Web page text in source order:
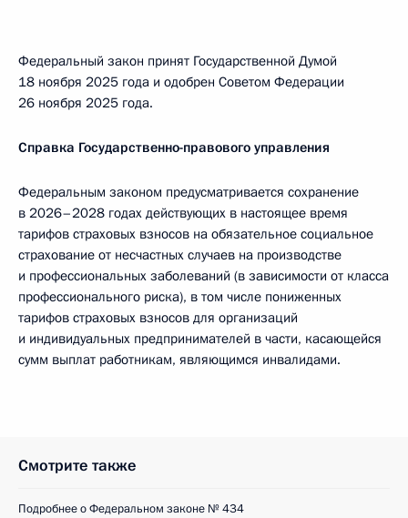
Федеральный закон принят Государственной Думой
18 ноября 2025 года и одобрен Советом Федерации
26 ноября 2025 года.
Справка Государственно-правового управления
Федеральным законом предусматривается сохранение
в 2026–2028 годах действующих в настоящее время
тарифов страховых взносов на обязательное социальное
страхование от несчастных случаев на производстве
и профессиональных заболеваний (в зависимости от класса
профессионального риска), в том числе пониженных
тарифов страховых взносов для организаций
и индивидуальных предпринимателей в части, касающейся
сумм выплат работникам, являющимся инвалидами.
Смотрите также
Подробнее о Федеральном законе № 434